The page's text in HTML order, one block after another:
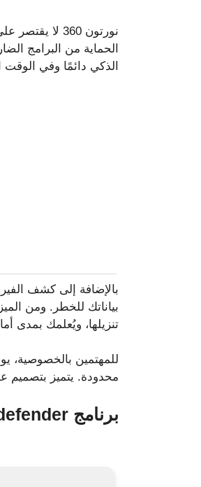
نورتون 360
الحماية من البرامج
الذكي دائمًا وفي الوقت
تنزيلها، ويُعلمك بمدى
محدودة. يتميز بتصميم
برنامج Bitdefender لحماية الأجهزة المحمولة